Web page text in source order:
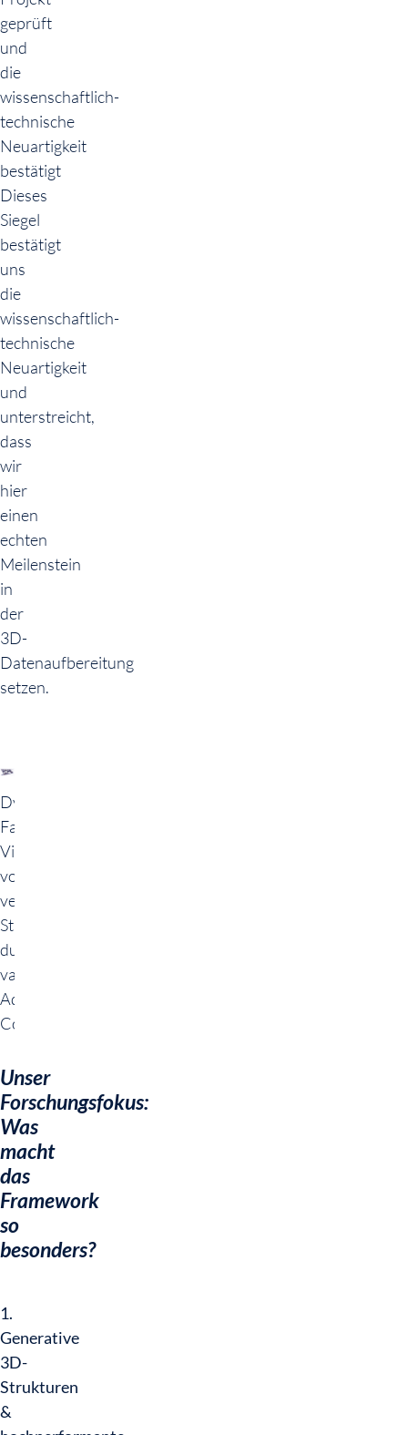
geprüft
und
die
wissenschaftlich-
technische
Neuartigkeit
bestätigt
Dieses
Siegel
bestätigt
uns
die
wissenschaftlich-
technische
Neuartigkeit
und
unterstreicht,
dass
wir
hier
einen
echten
Meilenstein
in
der
3D-
Datenaufbereitung
setzen.
Dynamische
Fasersimulation:
Visualisierung
von
vernetzten
Strukturen
durch
variable
Adhäsions-
Constraints
Unser
Forschungsfokus:
Was
macht
das
Framework
so
besonders?
1.
Generative
3D-
Strukturen
&